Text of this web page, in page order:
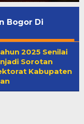
Bogor Di
2025 Senilai
Sorotan
Kabupaten